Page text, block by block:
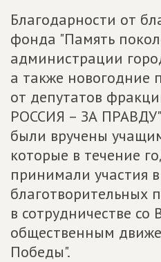
Благодарности от
фонда "Память
администрации
а также новогодние
от депутатов
РОССИЯ – ЗА
были вручены
которые в течение
принимали участия
благотворительных
в сотрудничестве со
общественным
Победы".